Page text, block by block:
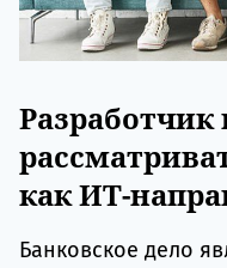
Разработчик
как ИТ-
Банковское дело